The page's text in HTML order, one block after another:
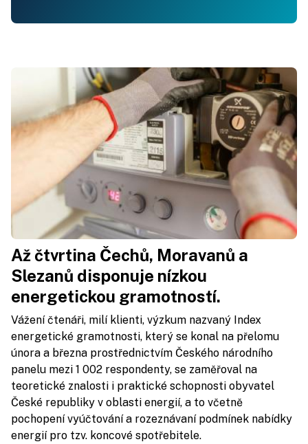
Až čtvrtina Čechů, Moravanů a
Slezanů disponuje nízkou
energetickou gramotností.
Vážení čtenáři, milí klienti, výzkum nazvaný Index
energetické gramotnosti, který se konal na přelomu
února a března prostřednictvím Českého národního
panelu mezi 1 002 respondenty, se zaměřoval na
teoretické znalosti i praktické schopnosti obyvatel
České republiky v oblasti energií, a to včetně
pochopení vyúčtování a rozeznávaní podmínek nabídky
energií pro tzv. koncové spotřebitele.